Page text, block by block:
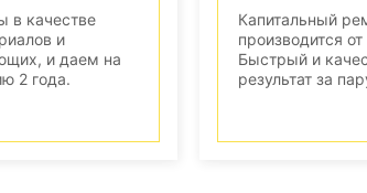
в качестве
и
и даем на
2 года.
Капитальный
производится
Быстрый и
результат за